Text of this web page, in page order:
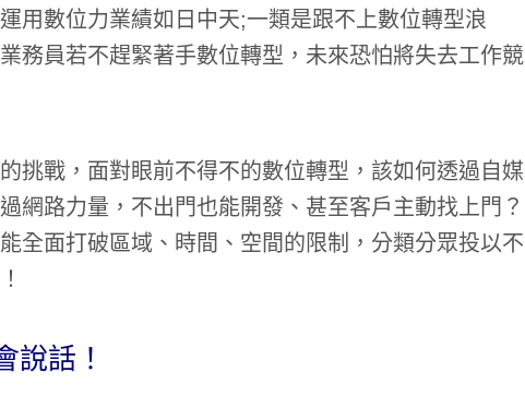
用數位力業績如日中天;一類是跟不上數位轉型浪
務員若不趕緊著手數位轉型，未來恐怕將失去工作競
挑戰，面對眼前不得不的數位轉型，該如何透過自媒
網路力量，不出門也能開發、甚至客戶主動找上門？
全面打破區域、時間、空間的限制，分類分眾投以不
說話！